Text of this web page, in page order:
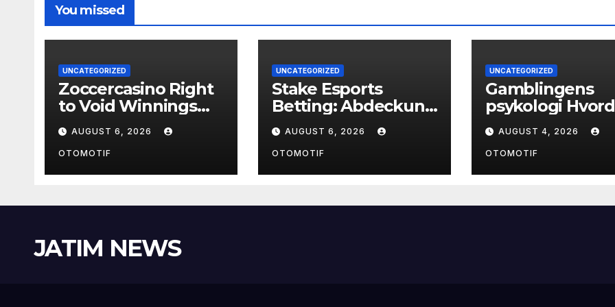
You missed
UNCATEGORIZED
Zoccercasino Right
to Void Winnings
Clause
AUGUST 6, 2026
OTOMOTIF
UNCATEGORIZED
Stake Esports
Betting: Abdeckung
und Quoten
AUGUST 6, 2026
OTOMOTIF
UNCATEGORIZED
Gamblingens
psykologi
tanker former
og atferd
AUGUST 4, 2026
OTOMOTIF
JATIM NEWS